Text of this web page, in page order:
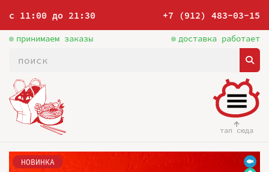
с 11:00 до 21:30 +7 (912) 483-03-15
принимаем заказы доставка работает
тап сюда
НОВИНКА